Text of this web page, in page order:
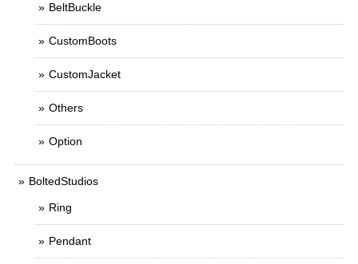
BeltBuckle
CustomBoots
CustomJacket
Others
Option
BoltedStudios
Ring
Pendant